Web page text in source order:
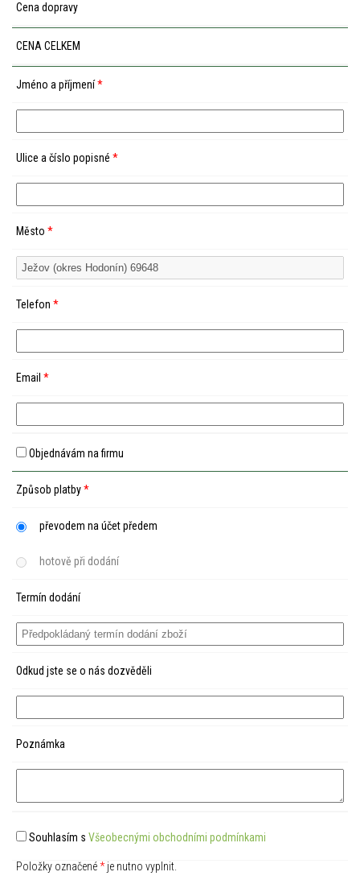
Cena dopravy
CENA CELKEM
Jméno a příjmení*
Ulice a číslo popisné *
Město *
Telefon *
Email *
Objednávám na firmu
Způsob platby*
převodem na účet předem
hotově při dodání
Termín dodání
Odkud jste se o nás dozvěděli
Poznámka
Souhlasím s Všeobecnými obchodními podmínkami
Položky označené*je nutno vyplnit.